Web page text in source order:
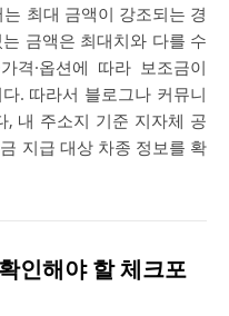
최대 금액이 강조되는 경
금액은 최대치와 다를 수
격·옵션에 따라 보조금이
. 따라서 블로그나 커뮤니
, 내 주소지 기준 지자체 공
지급 대상 차종 정보를 확
인해야 할 체크포